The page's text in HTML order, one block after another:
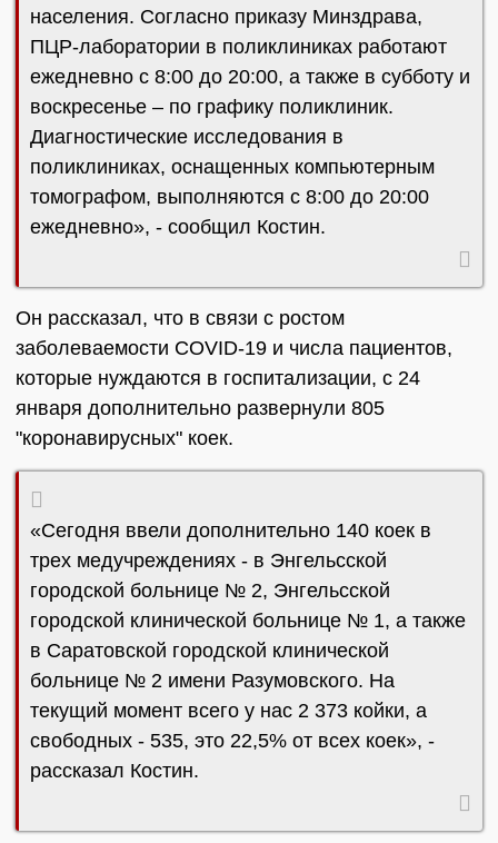
населения. Согласно приказу Минздрава,
ПЦР-лаборатории в поликлиниках работают
ежедневно с 8:00 до 20:00, а также в субботу и
воскресенье – по графику поликлиник.
Диагностические исследования в
поликлиниках, оснащенных компьютерным
томографом, выполняются с 8:00 до 20:00
ежедневно», - сообщил Костин.
Он рассказал, что в связи с ростом
заболеваемости COVID-19 и числа пациентов,
которые нуждаются в госпитализации, с 24
января дополнительно развернули 805
"коронавирусных" коек.
«Сегодня ввели дополнительно 140 коек в
трех медучреждениях - в Энгельсской
городской больнице № 2, Энгельсской
городской клинической больнице № 1, а также
в Саратовской городской клинической
больнице № 2 имени Разумовского. На
текущий момент всего у нас 2 373 койки, а
свободных - 535, это 22,5% от всех коек», -
рассказал Костин.